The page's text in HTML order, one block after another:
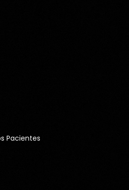
Pacientes